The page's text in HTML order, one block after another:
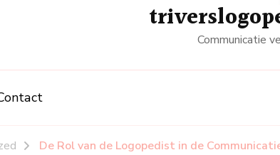
Communicatie
De Rol van de Logopedist in de